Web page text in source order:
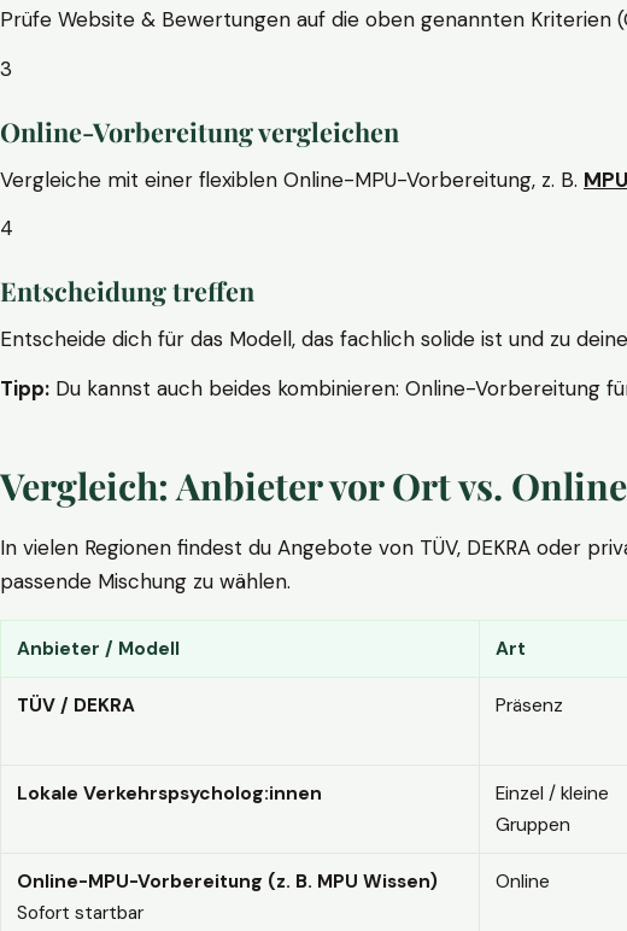
Prüfe Website & Bewertungen auf die oben genannten Kriterien
3
Online-Vorbereitung vergleichen
Vergleiche mit einer flexiblen Online-MPU-Vorbereitung, z. B.
4
Entscheidung treffen
Entscheide dich für das Modell, das fachlich solide ist und zu
Tipp: Du kannst auch beides kombinieren: Online-Vorbereitung
Vergleich: Anbieter vor Ort vs.
In vielen Regionen findest du Angebote von TÜV, DEKRA oder
passende Mischung zu wählen.
Anbieter / Modell Art
TÜV / DEKRA Präsenz
Lokale Verkehrspsycholog:innen
Einzel / kleine
Gruppen
Online-MPU-Vorbereitung (z. B. MPU Wissen)
Sofort startbar
Online